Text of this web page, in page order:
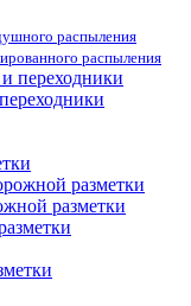
распыления
распыления
разметки